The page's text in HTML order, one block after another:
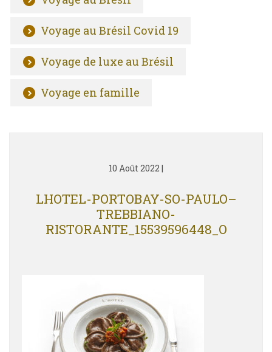
Voyage au Brésil Covid 19
Voyage de luxe au Brésil
Voyage en famille
10 Août 2022 |
LHOTEL-PORTOBAY-SO-PAULO–
TREBBIANO-
RISTORANTE_15539596448_O